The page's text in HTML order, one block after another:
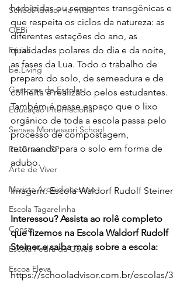
SchoolAdvisor na mídia
OEBi
Férias
be.Living
Gestores de Escolas
Educação Internacional
Senses Montessori School
Rio Branco SP
Arte de Viver
Marista Arquidiocesano
Escola Tagarelinha
Consa
Escola Pedra da Gávea
Escoa Eleva
herbicidas ou sementes transgênicas e
que respeita os ciclos da natureza: as
diferentes estações do ano, as
qualidades polares do dia e da noite,
as fases da Lua. Todo o trabalho de
preparo do solo, de semeadura e de
colheita é realizado pelos estudantes.
Também é nesse espaço que o lixo
orgânico de toda a escola passa pelo
processo de compostagem,
retornando para o solo em forma de
adubo.
Imagem: Escola Waldorf Rudolf Steiner
Interessou? Assista ao rolê completo
que fizemos na Escola Waldorf Rudolf
Steiner e saiba mais sobre a escola:
https://schooladvisor.com.br/escolas/3